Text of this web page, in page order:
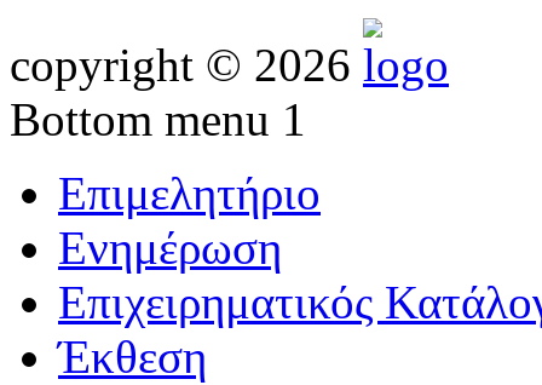
copyright © 2026
Bottom menu 1
Επιμελητήριο
Ενημέρωση
Επιχειρηματικός
Έκθεση